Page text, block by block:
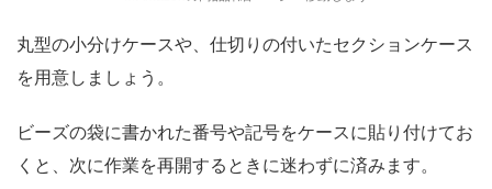
丸型の小分けケースや、仕切りの付いたセクションケース
を用意しましょう。
ビーズの袋に書かれた番号や記号をケースに貼り付けてお
くと、次に作業を再開するときに迷わずに済みます。